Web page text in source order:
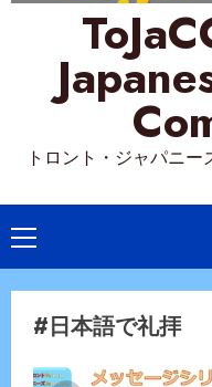
トロント・ジャパニ
Primary
Menu
#日本語で礼拝